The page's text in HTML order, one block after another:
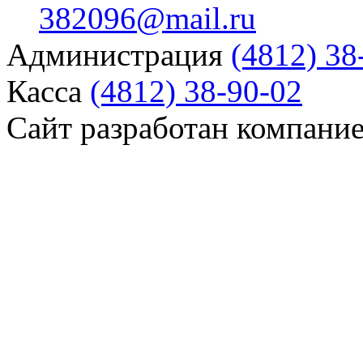
382096@mail.ru
Администрация (4812)
Касса (4812) 38-90-02
Сайт разработан